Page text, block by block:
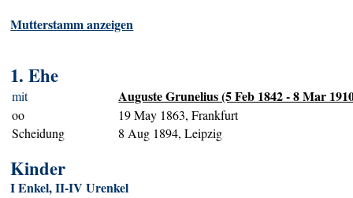
Mutterstamm anzeigen
1. Ehe
mit Auguste Grunelius (5 Feb 1842 - 8 Mar
oo
19 May 1863, Frankfurt
Scheidung
8 Aug 1894, Leipzig
Kinder
I Enkel, II-IV Urenkel